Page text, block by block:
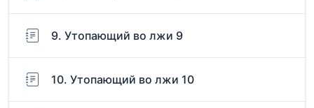
9. Утопающий во лжи 9
10. Утопающий во лжи 10